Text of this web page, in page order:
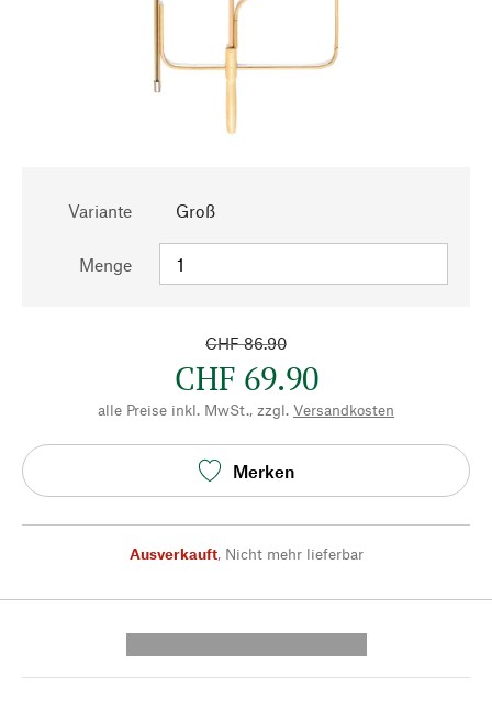
Variante Groß
Menge
CHF 86.90
CHF 69.90
alle Preise inkl. MwSt., zzgl. Versandkosten
Merken
Ausverkauft, Nicht mehr lieferbar